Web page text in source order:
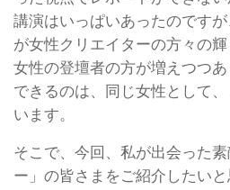
講演はいっぱいあったのです
が女性クリエイターの方々の輝
女性の登壇者の方が増えつつ
できるのは、同じ女性として
います。
そこで、今回、私が出会った
ー」の皆さまをご紹介したいと